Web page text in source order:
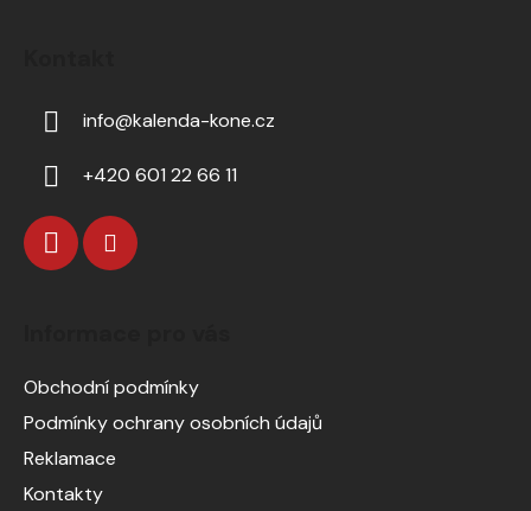
info@kalenda-kone.cz
+420 601 22 66 11
Obchodní podmínky
Podmínky ochrany osobních údajů
Reklamace
Kontakty